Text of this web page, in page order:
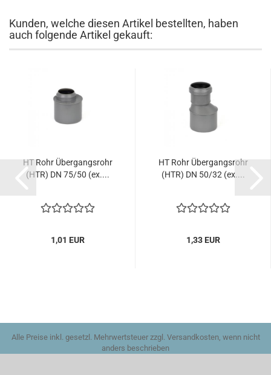
Kunden, welche diesen Artikel bestellten, haben
auch folgende Artikel gekauft:
HT Rohr Übergangsrohr
(HTR) DN 75/50 (ex....
1,01 EUR
HT Rohr Übergangsrohr
(HTR) DN 50/32 (ex....
1,33 EUR
Alle Preise inkl. gesetzl. Mehrwertsteuer zzgl. Versandkosten, wenn nicht
anders beschrieben